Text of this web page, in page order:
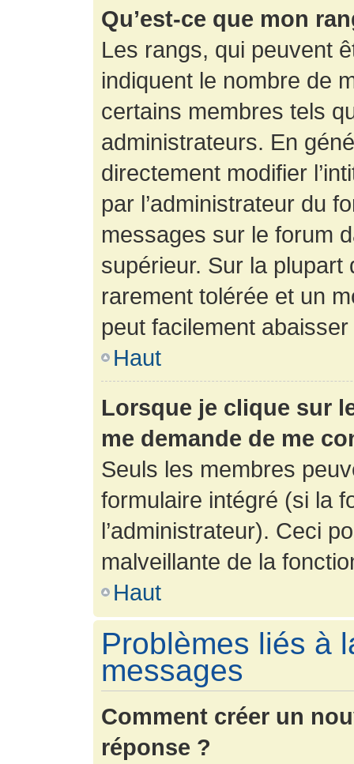
Qu’est-ce que mon
Les rangs, qui peuvent
indiquent le nombre de
certains membres tels
administrateurs. En
directement modifier
par l’administrateur du
messages sur le forum
supérieur. Sur la
rarement tolérée et un
peut facilement
Haut
Lorsque je clique sur
me demande de me
Seuls les membres
formulaire intégré (si la
l’administrateur). Ceci
malveillante de la
Haut
Problèmes liés à
messages
Comment créer un
réponse ?